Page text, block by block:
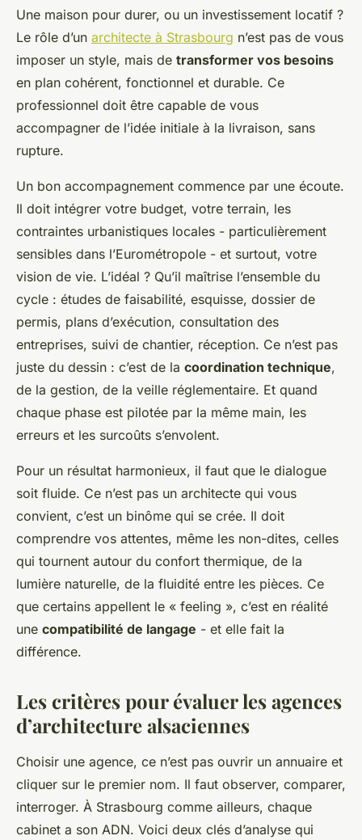
Une maison pour durer, ou un investissement locatif ?
Le rôle d’un architecte à Strasbourg n’est pas de vous
imposer un style, mais de transformer vos besoins
en plan cohérent, fonctionnel et durable. Ce
professionnel doit être capable de vous
accompagner de l’idée initiale à la livraison, sans
rupture.
Un bon accompagnement commence par une écoute.
Il doit intégrer votre budget, votre terrain, les
contraintes urbanistiques locales - particulièrement
sensibles dans l’Eurométropole - et surtout, votre
vision de vie. L’idéal ? Qu’il maîtrise l’ensemble du
cycle : études de faisabilité, esquisse, dossier de
permis, plans d’exécution, consultation des
entreprises, suivi de chantier, réception. Ce n’est pas
juste du dessin : c’est de la coordination technique,
de la gestion, de la veille réglementaire. Et quand
chaque phase est pilotée par la même main, les
erreurs et les surcoûts s’envolent.
Pour un résultat harmonieux, il faut que le dialogue
soit fluide. Ce n’est pas un architecte qui vous
convient, c’est un binôme qui se crée. Il doit
comprendre vos attentes, même les non-dites, celles
qui tournent autour du confort thermique, de la
lumière naturelle, de la fluidité entre les pièces. Ce
que certains appellent le « feeling », c’est en réalité
une compatibilité de langage - et elle fait la
différence.
Les critères pour évaluer les agences
d’architecture alsaciennes
Choisir une agence, ce n’est pas ouvrir un annuaire et
cliquer sur le premier nom. Il faut observer, comparer,
interroger. À Strasbourg comme ailleurs, chaque
cabinet a son ADN. Voici deux clés d’analyse qui